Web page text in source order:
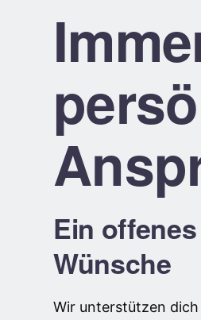
Ein
Wünsche
Wir unterstützen